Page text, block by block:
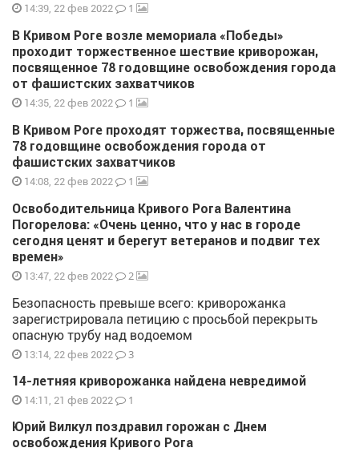
14:39, 22 фев 2022 1
В Кривом Роге возле мемориала «Победы»
проходит торжественное шествие криворожан,
посвященное 78 годовщине освобождения города
от фашистских захватчиков
14:35, 22 фев 2022 1
В Кривом Роге проходят торжества, посвященные
78 годовщине освобождения города от
фашистских захватчиков
14:08, 22 фев 2022 1
Освободительница Кривого Рога Валентина
Погорелова: «Очень ценно, что у нас в городе
сегодня ценят и берегут ветеранов и подвиг тех
времен»
13:47, 22 фев 2022 2
Безопасность превыше всего: криворожанка
зарегистрировала петицию с просьбой перекрыть
опасную трубу над водоемом
13:14, 22 фев 2022 3
14-летняя криворожанка найдена невредимой
14:11, 21 фев 2022 1
Юрий Вилкул поздравил горожан с Днем
освобождения Кривого Рога